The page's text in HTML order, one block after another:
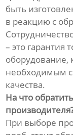
быть
в реакцию с
– это гарантия
оборудование,
необходимым
качества.
На что
При выборе